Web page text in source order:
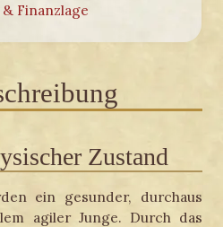
Finanzlage
Zustand
ein gesunder, durchaus
agiler Junge. Durch das